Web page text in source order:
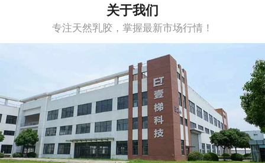
关于我们
专注天然乳胶，掌握最新市场行情！